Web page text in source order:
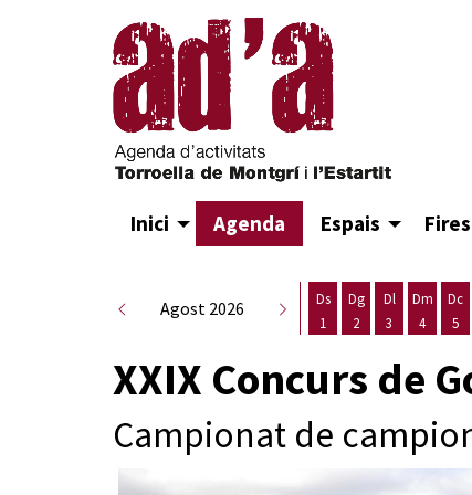
Inici Agenda Espais
Agost 2026
Ds
1
Dg
2
Dl
3
Dm
4
Dc
5
XXIX Concurs de
Campionat de